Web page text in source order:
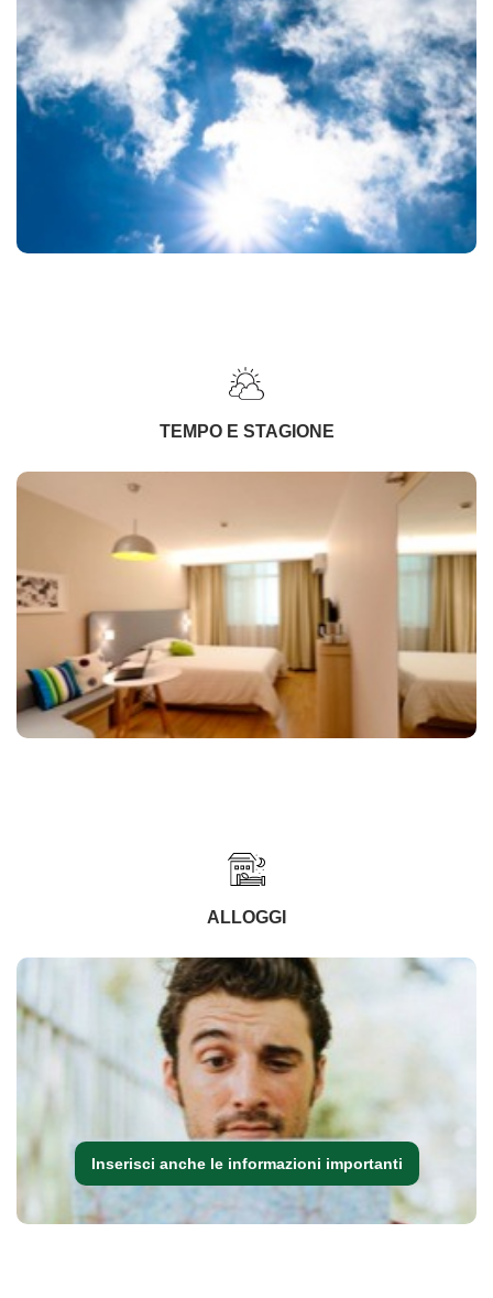
TEMPO E STAGIONE
ALLOGGI
Inserisci anche le informazioni importanti